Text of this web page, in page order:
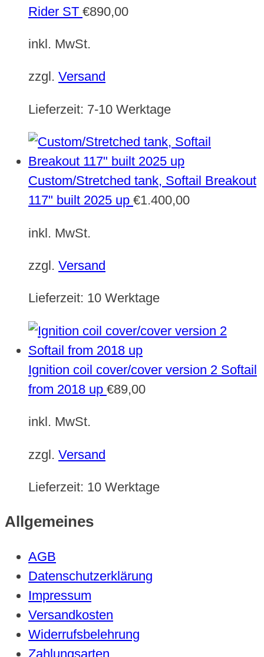
Rider ST €890,00
inkl. MwSt.
zzgl. Versand
Lieferzeit: 7-10 Werktage
Custom/Stretched tank, Softail Breakout
117" built 2025 up €1.400,00
inkl. MwSt.
zzgl. Versand
Lieferzeit: 10 Werktage
Ignition coil cover/cover version 2 Softail
from 2018 up €89,00
inkl. MwSt.
zzgl. Versand
Lieferzeit: 10 Werktage
Allgemeines
AGB
Datenschutzerklärung
Impressum
Versandkosten
Widerrufsbelehrung
Zahlungsarten